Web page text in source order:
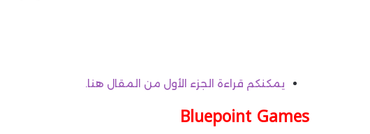
يمكنكم قراءة الجزء الأول من المقال هنا.
Bluepoint Games